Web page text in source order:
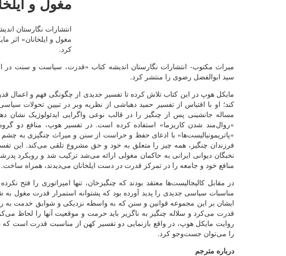
انتشارات نگارستان
مغول و ایلخانان» اثر
کرد.
میراث مکتوب- انتشارات نگارستان اندیشه کتاب «قدرت، سیاست و سنت در
سید ابوالفضل رضوی را منتشر کرد.
مایکل هوپ در این کتاب تلاش کرده تا تفسیر جدیدی از چگونگی فهم و اعمال
کند؛ او با اقتباس از تفسیر حمید دهباشی از نظریه وبر در تبیین
مساله جانشینی پس از چنگیز را در قالب نوعی واگرایی ایدئولوژیک نشان
«روال‌مند شدن کاریزما» استفاده کرده است. در تفسیر هوپ، منافع دو
«پاتریمونیالیست‌ها» با ادعای حفظ و حراست از سنن و میراث چنگیزی به چشم
فرزندان چنگیز، همه چیز را متعلق به خود و حق مشروع تلقی می‌کند. این
نخبگان دیوانی ایرانی به حاکمان مغولی ارائه می‌شد ترکیب شد و رویکرد
منافع خود و جامعه را در تمرکز قدرت در دست ایلخانان می‌دیدند، همراه ساخت.
در مقابل کالیجالیست‌ها معتقد بودند که چنگیزخان، تنها امپراتوری را فتح
مناسبات سیاسی جدیدی را پدید آورده بود که پشتوانه استمرار قدرت مغول
ایشان بر این مجموعه قوانین و سنن که به واسطه نزدیکی و شوابق خدمت به
قدرت می‌کرد و سلاله چنگیز به ناگزیر باید حرمت و موقعیت آنها را لحاظ
روایت مایکل هوپ، در واقع بازنمایی دو تفسیر کهن از مناسبت قدرت است
را می‌توان جست‌وجو کرد.
درباره مترجم